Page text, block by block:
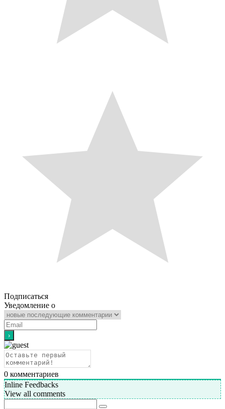
Подписаться
Уведомление о
0 комментариев
Inline Feedbacks
View all comments